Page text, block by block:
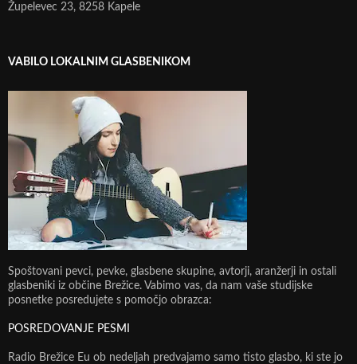
Župelevec 23, 8258 Kapele
VABILO LOKALNIM GLASBENIKOM
Spoštovani pevci, pevke, glasbene skupine, avtorji, aranžerji in ostali
glasbeniki iz občine Brežice. Vabimo vas, da nam vaše studijske
posnetke posredujete s pomočjo obrazca:
POSREDOVANJE PESMI
Radio Brežice Eu ob nedeljah predvajamo samo tisto glasbo, ki ste jo